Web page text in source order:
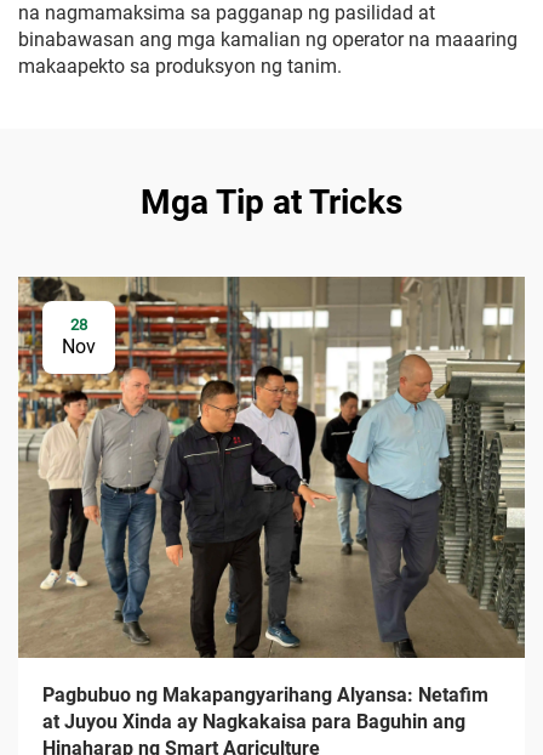
na nagmamaksima sa pagganap ng pasilidad at
binabawasan ang mga kamalian ng operator na maaaring
makaapekto sa produksyon ng tanim.
Mga Tip at Tricks
28
Nov
Pagbubuo ng Makapangyarihang Alyansa: Netafim
at Juyou Xinda ay Nagkakaisa para Baguhin ang
Hinaharap ng Smart Agriculture